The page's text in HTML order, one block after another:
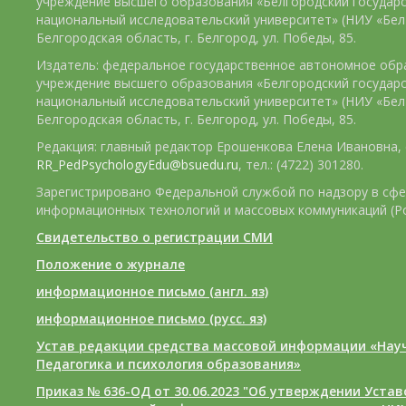
национальный исследовательский университет» (НИУ
Белгородская область, г. Белгород, ул. Победы, 85.
Издатель: федеральное государственное автономное
учреждение высшего образования «Белгородский
национальный исследовательский университет» (НИУ
Белгородская область, г. Белгород, ул. Победы, 85.
Редакция: главный редактор Ерошенкова Елена Ивановна,
RR_PedPsychologyEdu@bsuedu.ru, тел.: (4722) 301280.
Зарегистрировано Федеральной службой по надзору в
информационных технологий и массовых коммуникаций
Свидетельство о регистрации СМИ
Положение о журнале
информационное письмо (англ. яз)
информационное письмо (русс. яз)
Устав редакции средства массовой информации
Педагогика и психология образования»
Приказ № 636-ОД от 30.06.2023 "Об утверждении